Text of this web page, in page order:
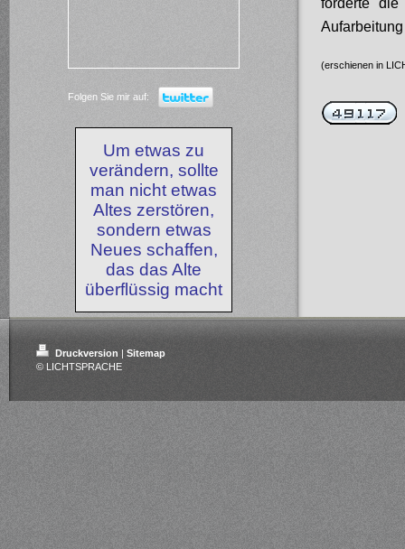
(erschienen in
Folgen Sie mir auf:
Um etwas zu
verändern, sollte
man nicht etwas
Altes zerstören,
sondern etwas
Neues schaffen,
das das Alte
überflüssig macht
Druckversion
Sitemap
© LICHTSPRACHE